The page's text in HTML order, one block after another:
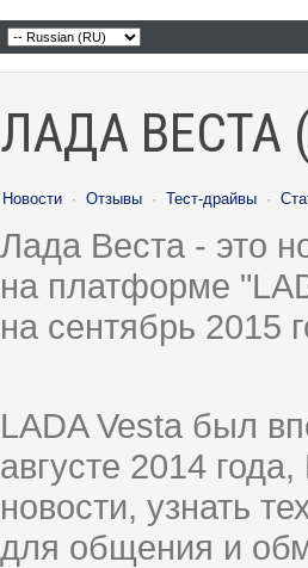
ЛАДА ВЕСТА
Новости · Отзывы · Тест-драйвы ·
Лада Веста - это
на платформе
на сентябрь 2015
LADA Vesta был
августе 2014
новости, узнать
для общения и